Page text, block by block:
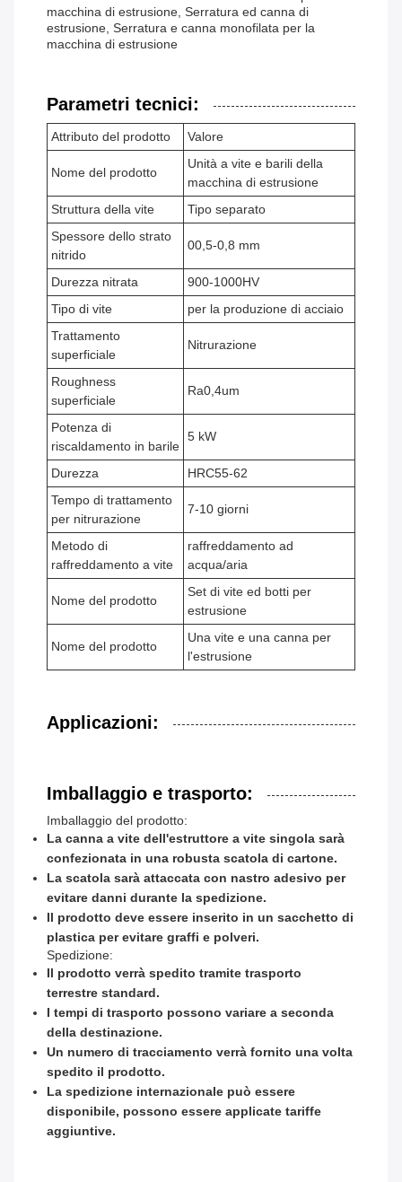
macchina di estrusione, Serratura ed canna di
estrusione, Serratura e canna monofilata per la
macchina di estrusione
Parametri tecnici:
Attributo del prodotto Valore
Nome del prodotto
Unità a vite e barili della
macchina di estrusione
Struttura della vite
Tipo separato
Spessore dello strato
nitrido
00,5-0,8 mm
Durezza nitrata
900-1000HV
Tipo di vite
per la produzione di acciaio
Trattamento
superficiale
Nitrurazione
Roughness
superficiale
Ra0,4um
Potenza di
riscaldamento in barile
5 kW
Durezza
HRC55-62
Tempo di trattamento
per nitrurazione
7-10 giorni
Metodo di
raffreddamento a vite
raffreddamento ad
acqua/aria
Nome del prodotto
Set di vite ed botti per
estrusione
Nome del prodotto
Una vite e una canna per
l'estrusione
Applicazioni:
Imballaggio e trasporto:
Imballaggio del prodotto:
La canna a vite dell'estruttore a vite singola sarà
confezionata in una robusta scatola di cartone.
La scatola sarà attaccata con nastro adesivo per
evitare danni durante la spedizione.
Il prodotto deve essere inserito in un sacchetto di
plastica per evitare graffi e polveri.
Spedizione:
Il prodotto verrà spedito tramite trasporto
terrestre standard.
I tempi di trasporto possono variare a seconda
della destinazione.
Un numero di tracciamento verrà fornito una volta
spedito il prodotto.
La spedizione internazionale può essere
disponibile, possono essere applicate tariffe
aggiuntive.